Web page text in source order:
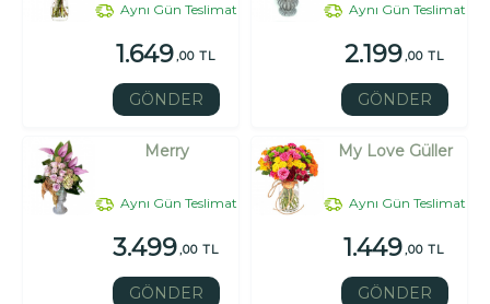
Aynı Gün Teslimat
1.649,00 TL
GÖNDER
Aynı Gün Teslimat
2.199,00 TL
GÖNDER
Merry
Aynı Gün Teslimat
3.499,00 TL
GÖNDER
My Love Güller
Aynı Gün Teslimat
1.449,00 TL
GÖNDER